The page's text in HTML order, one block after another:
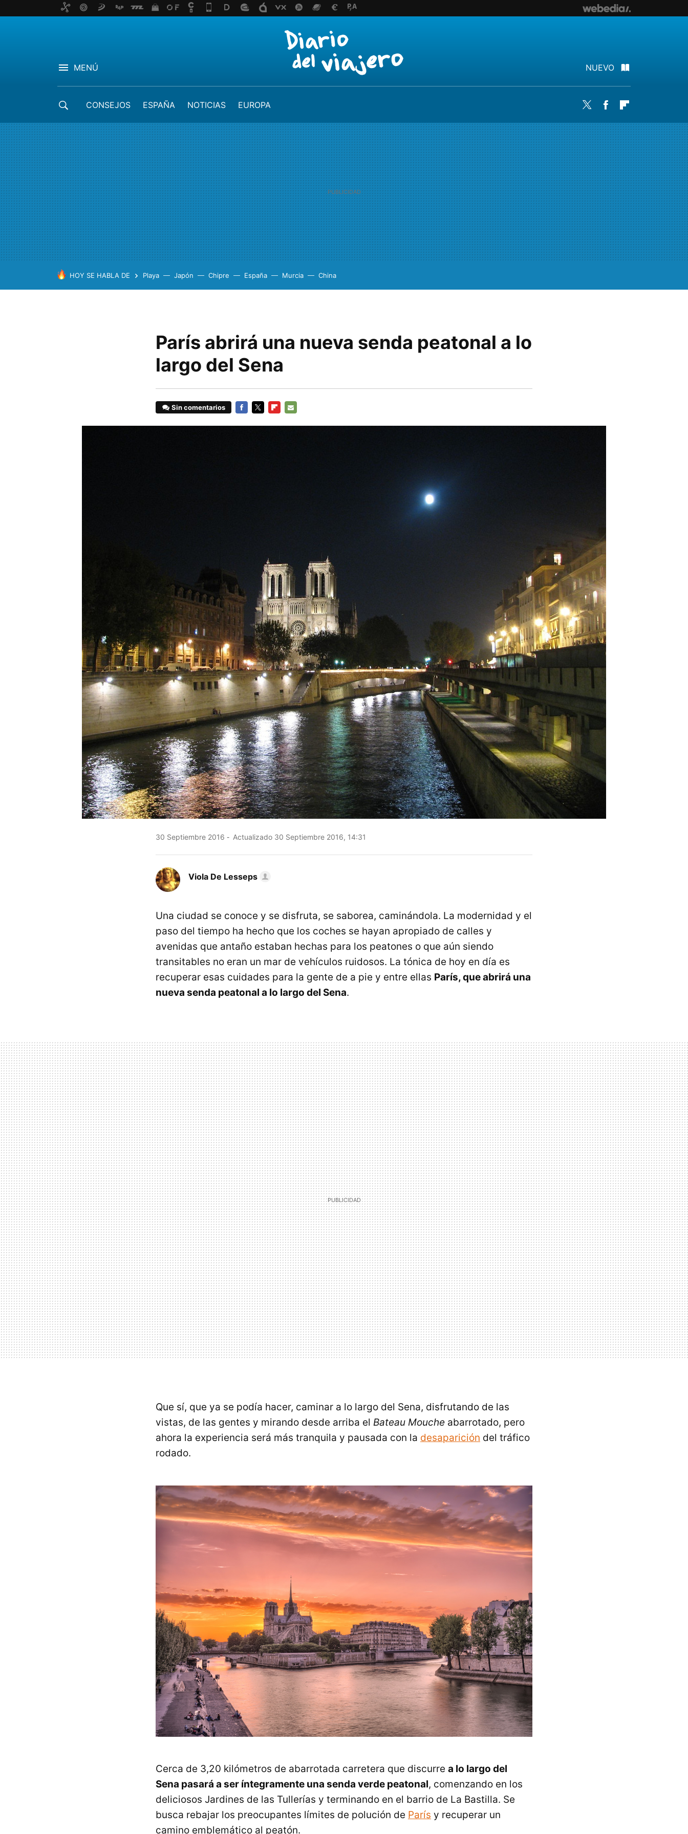
MENÚ NUEVO
CONSEJOS ESPAÑA NOTICIAS EUROPA Twitter Facebook
HOY SE HABLA DE Playa Japón Chipre España Murcia China
París abrirá una nueva senda peatonal a lo
largo del Sena
Sin comentarios
30 Septiembre 2016 Actualizado 30 Septiembre 2016, 14:31
Viola De Lesseps
Una ciudad se conoce y se disfruta, se saborea, caminándola. La modernidad y el
paso del tiempo ha hecho que los coches se hayan apropiado de calles y
avenidas que antaño estaban hechas para los peatones o que aún siendo
transitables no eran un mar de vehículos ruidosos. La tónica de hoy en día es
recuperar esas cuidades para la gente de a pie y entre ellas París, que abrirá una
nueva senda peatonal a lo largo del Sena.
Que sí, que ya se podía hacer, caminar a lo largo del Sena, disfrutando de las
vistas, de las gentes y mirando desde arriba el Bateau Mouche abarrotado, pero
ahora la experiencia será más tranquila y pausada con la desaparición del tráfico
rodado.
Cerca de 3,20 kilómetros de abarrotada carretera que discurre a lo largo del
Sena pasará a ser íntegramente una senda verde peatonal, comenzando en los
deliciosos Jardines de las Tullerías y terminando en el barrio de La Bastilla. Se
busca rebajar los preocupantes límites de polución de París y recuperar un
camino emblemático al peatón.